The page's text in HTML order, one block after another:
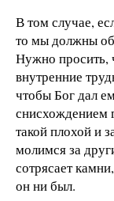
В том случае,
то мы должны
Нужно просить,
внутренние
чтобы Бог дал
снисхождением
такой плохой и
молимся за
сотрясает
он ни был.